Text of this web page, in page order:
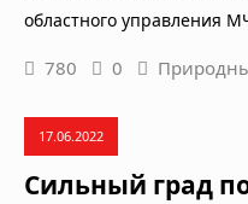
областного управления
780 0
17.06.2022
Сильный град